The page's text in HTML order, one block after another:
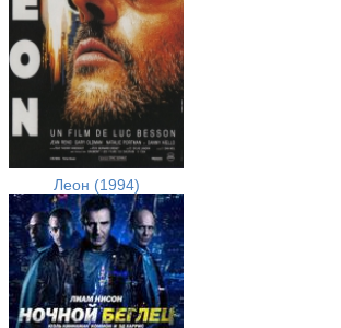
Леон (1994)